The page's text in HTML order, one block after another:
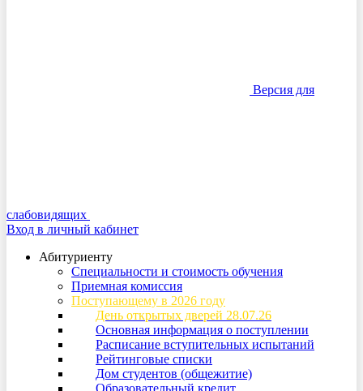
Версия для
слабовидящих
Вход в личный кабинет
Абитуриенту
Специальности и стоимость обучения
Приемная комиссия
Поступающему в 2026 году
День открытых дверей 28.07.26
Основная информация о поступлении
Расписание вступительных испытаний
Рейтинговые списки
Дом студентов (общежитие)
Образовательный кредит